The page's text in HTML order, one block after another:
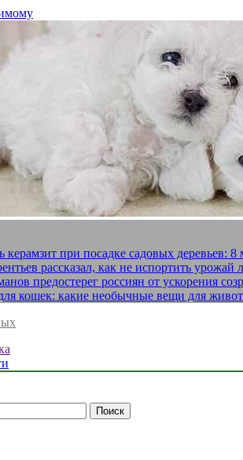
керамзит при посадке садовых деревьев:
рассказал, как не испортить урожай
предостерег россиян от ускорения
кошек: какие необычные вещи для